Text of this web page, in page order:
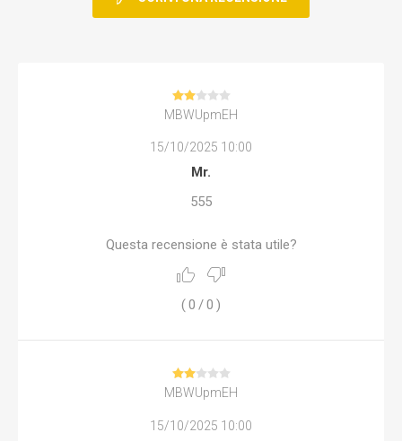
MBWUpmEH
15/10/2025 10:00
Mr.
555
Questa recensione è stata utile?
( 0 /0 )
MBWUpmEH
15/10/2025 10:00